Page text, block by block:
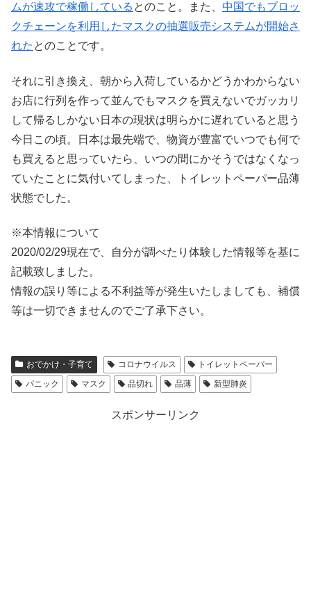
ムが速攻で稼働している とのこと。また、 中国でもブロッ
クチェーンを利用したマスクの抽選販売システムが開始さ
れた とのことです。
それに引き換え、朝から入荷しているかどうかわからない
お店に行列を作って並んでもマスクを買えないでガッカリ
して帰るしかない日本の現状は明らかに遅れていると思う
今日この頃。日本は最先端で、物資が豊富でいつでも何で
も買えると思っていたら、いつの間にかそうではなくなっ
ていたことに気付いてしまった、トイレットペーパー品薄
状態でした。
※本情報について
2020/02/29現在で、自分が調べたり体験した情報等を基に
記載致しました。
情報の誤り等による不利益等が発生いたしましても、補償
等は一切できませんのでご了承下さい。
おでかけ・子育て コロナウイルス
トイレットペーパー
パニック
マスク 品切れ 品薄 新型肺炎
スポンサーリンク